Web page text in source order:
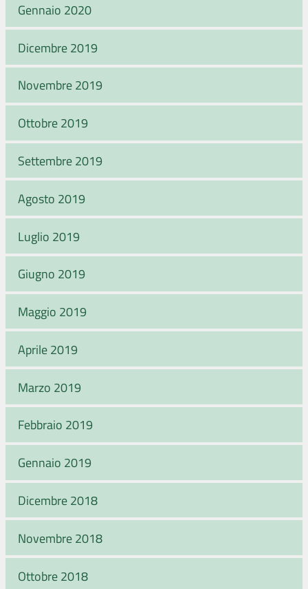
Gennaio 2020
Dicembre 2019
Novembre 2019
Ottobre 2019
Settembre 2019
Agosto 2019
Luglio 2019
Giugno 2019
Maggio 2019
Aprile 2019
Marzo 2019
Febbraio 2019
Gennaio 2019
Dicembre 2018
Novembre 2018
Ottobre 2018